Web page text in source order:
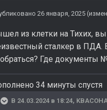
26 января, 2025
из клетки на Тихих,
сталкер в ПДА.
Где документы
34 минуты спустя
В 24.03.2024 в 18:24,